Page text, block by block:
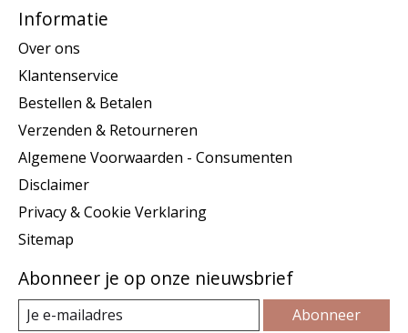
Informatie
Over ons
Klantenservice
Bestellen & Betalen
Verzenden & Retourneren
Algemene Voorwaarden - Consumenten
Disclaimer
Privacy & Cookie Verklaring
Sitemap
Abonneer je op onze nieuwsbrief
Abonneer